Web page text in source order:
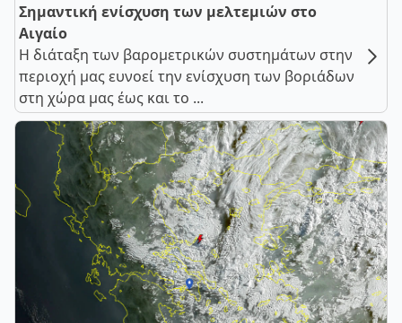
Σημαντική ενίσχυση των μελτεμιών στο
Αιγαίο
Η διάταξη των βαρομετρικών συστημάτων στην
περιοχή μας ευνοεί την ενίσχυση των βοριάδων
στη χώρα μας έως και το ...